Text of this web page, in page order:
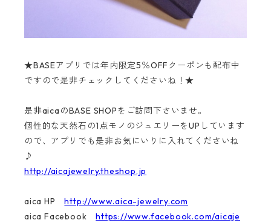
★BASEアプリでは年内限定5％OFFクーポンも配布中
ですので是非チェックしてくださいね！★
是非aicaのBASE SHOPをご訪問下さいませ。
個性的な天然石の1点モノのジュエリーをUPしています
ので、アプリでも是非お気にいりに入れてくださいね
♪
http://aicajewelry.theshop.jp
aica HPhttp://www.aica-jewelry.com
aica Facebookhttps://www.facebook.com/aicaje